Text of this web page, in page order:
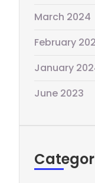
March 2024
February
January
June 2023